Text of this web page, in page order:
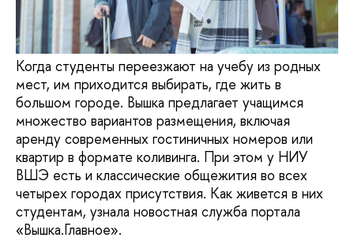
Когда студенты переезжают на учебу из родных
мест, им приходится выбирать, где жить в
большом городе. Вышка предлагает учащимся
множество вариантов размещения, включая
аренду современных гостиничных номеров или
квартир в формате коливинга. При этом у НИУ
ВШЭ есть и классические общежития во всех
четырех городах присутствия. Как живется в них
студентам, узнала новостная служба портала
«Вышка.Главное».